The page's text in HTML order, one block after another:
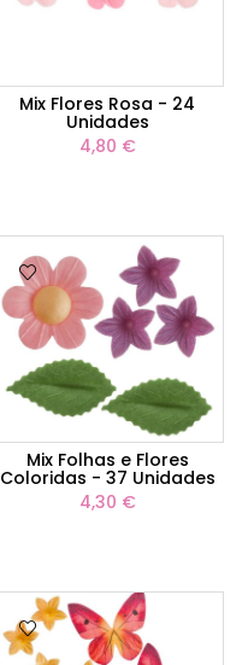
Mix Flores Rosa - 24
Unidades
4,80 €
Mix Folhas e Flores
Coloridas - 37 Unidades
4,30 €